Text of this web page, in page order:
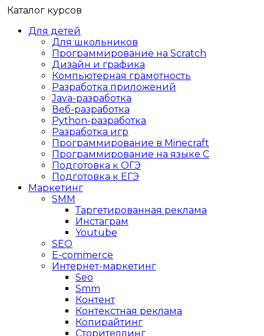
Каталог курсов
Для детей
Для школьников
Программирование на Scratch
Дизайн и графика
Компьютерная грамотность
Разработка приложений
Java-разработка
Веб-разработка
Python-разработка
Разработка игр
Программирование в Minecraft
Программирование на языке C
Подготовка к ОГЭ
Подготовка к ЕГЭ
Маркетинг
SMM
Таргетированная реклама
Инстаграм
Youtube
SEO
E-сommerce
Интернет-маркетинг
Seo
Smm
Контент
Контекстная реклама
Копирайтинг
Сторителлинг